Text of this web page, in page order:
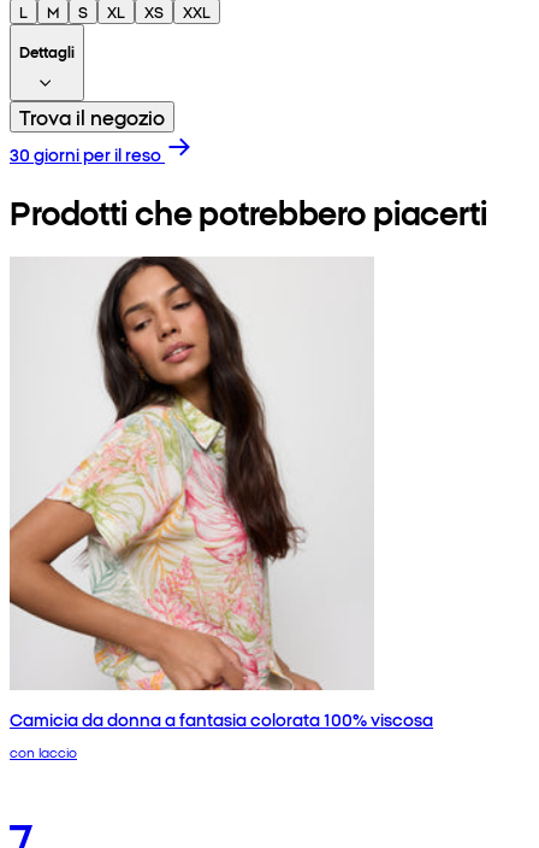
L M S XL XS
XXL
Dettagli
Trova il negozio
30 giorni per il reso
Prodotti che potrebbero piacerti
Camicia da donna a fantasia colorata 100% viscosa
con laccio